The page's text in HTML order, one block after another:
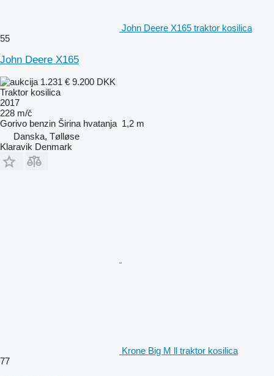
John Deere X165 traktor kosilica
55
John Deere X165
1.231 € 9.200 DKK
Traktor kosilica
2017
228 m/č
Gorivo benzin Širina hvatanja 1,2 m
Danska, Tølløse
Klaravik Denmark
Krone Big M ll traktor kosilica
77